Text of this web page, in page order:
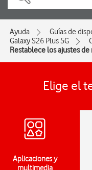
Ayuda Guías de
Galaxy S26 Plus 5G
Restablece los ajustes de
Elige el
Aplicaciones y
multimedia